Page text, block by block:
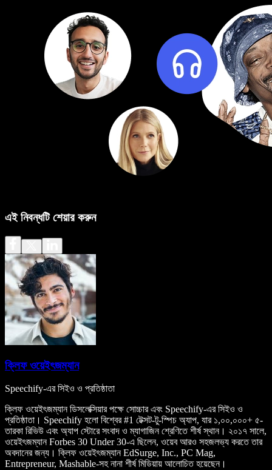
এই নিবন্ধটি শেয়ার করুন
ক্লিফ ওয়েইৎজম্যান
Speechify-এর সিইও ও প্রতিষ্ঠাতা
ক্লিফ ওয়েইৎজম্যান ডিসলেক্সিয়ার পক্ষে সোচ্চার এবং Speechify-এর সিইও ও
প্রতিষ্ঠাতা। Speechify হলো বিশ্বের #1 টেক্সট-টু-স্পিচ অ্যাপ, যার ১,০০,০০০+ ৫-
তারকা রিভিউ এবং অ্যাপ স্টোরে সংবাদ ও ম্যাগাজিন শ্রেণিতে শীর্ষ স্থান। ২০১৭ সালে,
ওয়েইৎজম্যান Forbes 30 Under 30-এ ছিলেন, ওয়েব আরও সহজলভ্য করতে তার
অবদানের জন্য। ক্লিফ ওয়েইৎজম্যান EdSurge, Inc., PC Mag,
Entrepreneur, Mashable-সহ নানা শীর্ষ মিডিয়ায় আলোচিত হয়েছেন।